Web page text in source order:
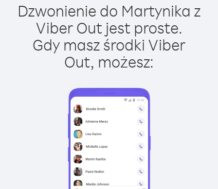
Dzwonienie do Martynika z
Viber Out jest proste.
Gdy masz środki Viber
Out, możesz: